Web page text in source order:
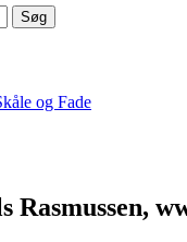
og Fade
Rasmussen,